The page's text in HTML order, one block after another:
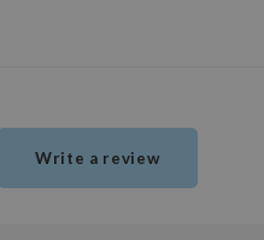
Write a review